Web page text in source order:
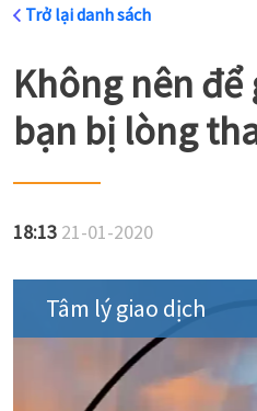
Trở lại danh sách
Không nên
bạn bị lòng
18:13 21-01-2020
Tâm lý giao dịch